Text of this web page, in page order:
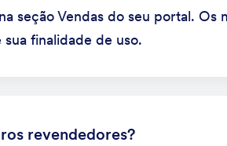
seção Vendas do seu portal. Os
finalidade de uso.
revendedores?